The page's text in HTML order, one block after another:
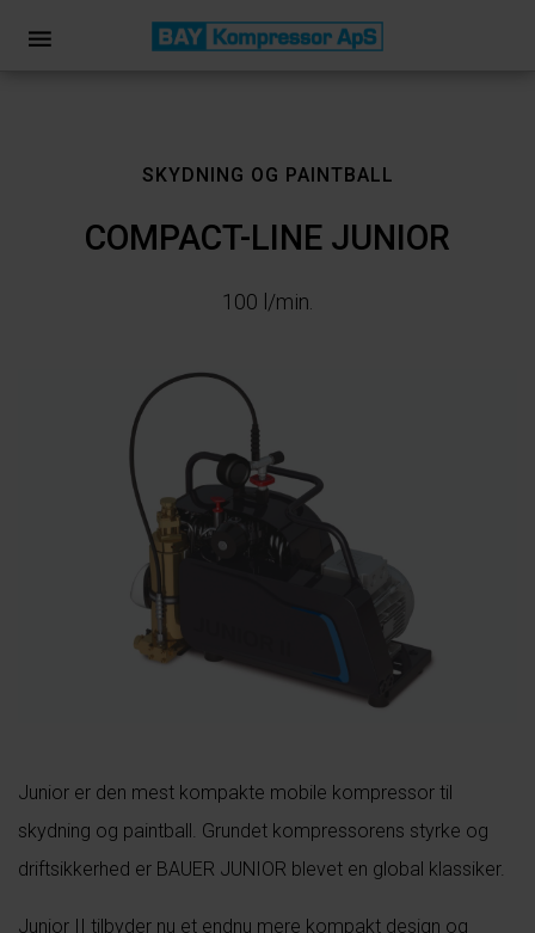
SKYDNING OG PAINTBALL
COMPACT-LINE JUNIOR
100 l/min.
Junior er den mest kompakte mobile kompressor til
skydning og paintball. Grundet kompressorens styrke og
driftsikkerhed er BAUER JUNIOR blevet en global klassiker.
Junior II tilbyder nu et endnu mere kompakt design og